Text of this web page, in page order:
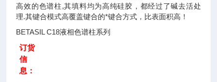
高效的色谱柱,其填料均为高纯硅胶，都经过了碱去活处
理.其键合模式高覆盖键合的*键合方式，比表面积高！
BETASIL C18液相色谱柱系列
订货
信
息：